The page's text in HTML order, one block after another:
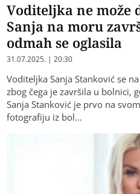
Voditeljka ne može
Sanja na moru
odmah se oglasila
31.07.2025. | 20:30
Voditeljka Sanja Stanković se
zbog čega je završila u bolnici,
Sanja Stanković je prvo na
fotografiju iz bol…